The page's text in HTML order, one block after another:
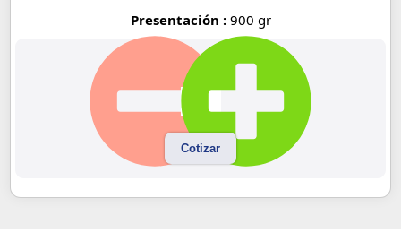
Presentación : 900 gr
Cotizar